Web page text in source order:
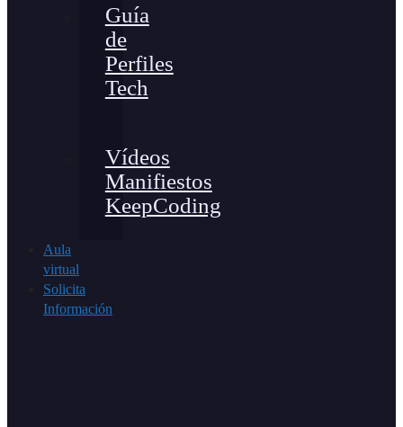
Guía
de
Perfiles
Tech
Vídeos
Manifiestos
KeepCoding
Aula
virtual
Solicita
Información